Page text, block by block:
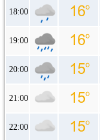
18:00
19:00
20:00
21:00
22:00